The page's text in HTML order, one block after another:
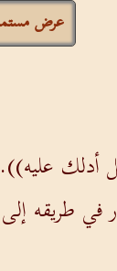
عرض
أدلك عليه)).
طريقه